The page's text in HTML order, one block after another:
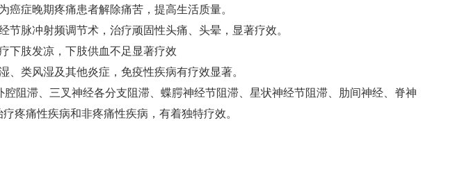
症晚期疼痛患者解除痛苦，提高生活质量。
脉冲射频调节术，治疗顽固性头痛、头晕，显著疗效。
下肢发凉，下肢供血不足显著疗效
类风湿及其他炎症，免疫性疾病有疗效显著。
阻滞、三叉神经各分支阻滞、蝶腭神经节阻滞、星状神经节阻滞、肋间神经、脊神
疼痛性疾病和非疼痛性疾病，有着独特疗效。